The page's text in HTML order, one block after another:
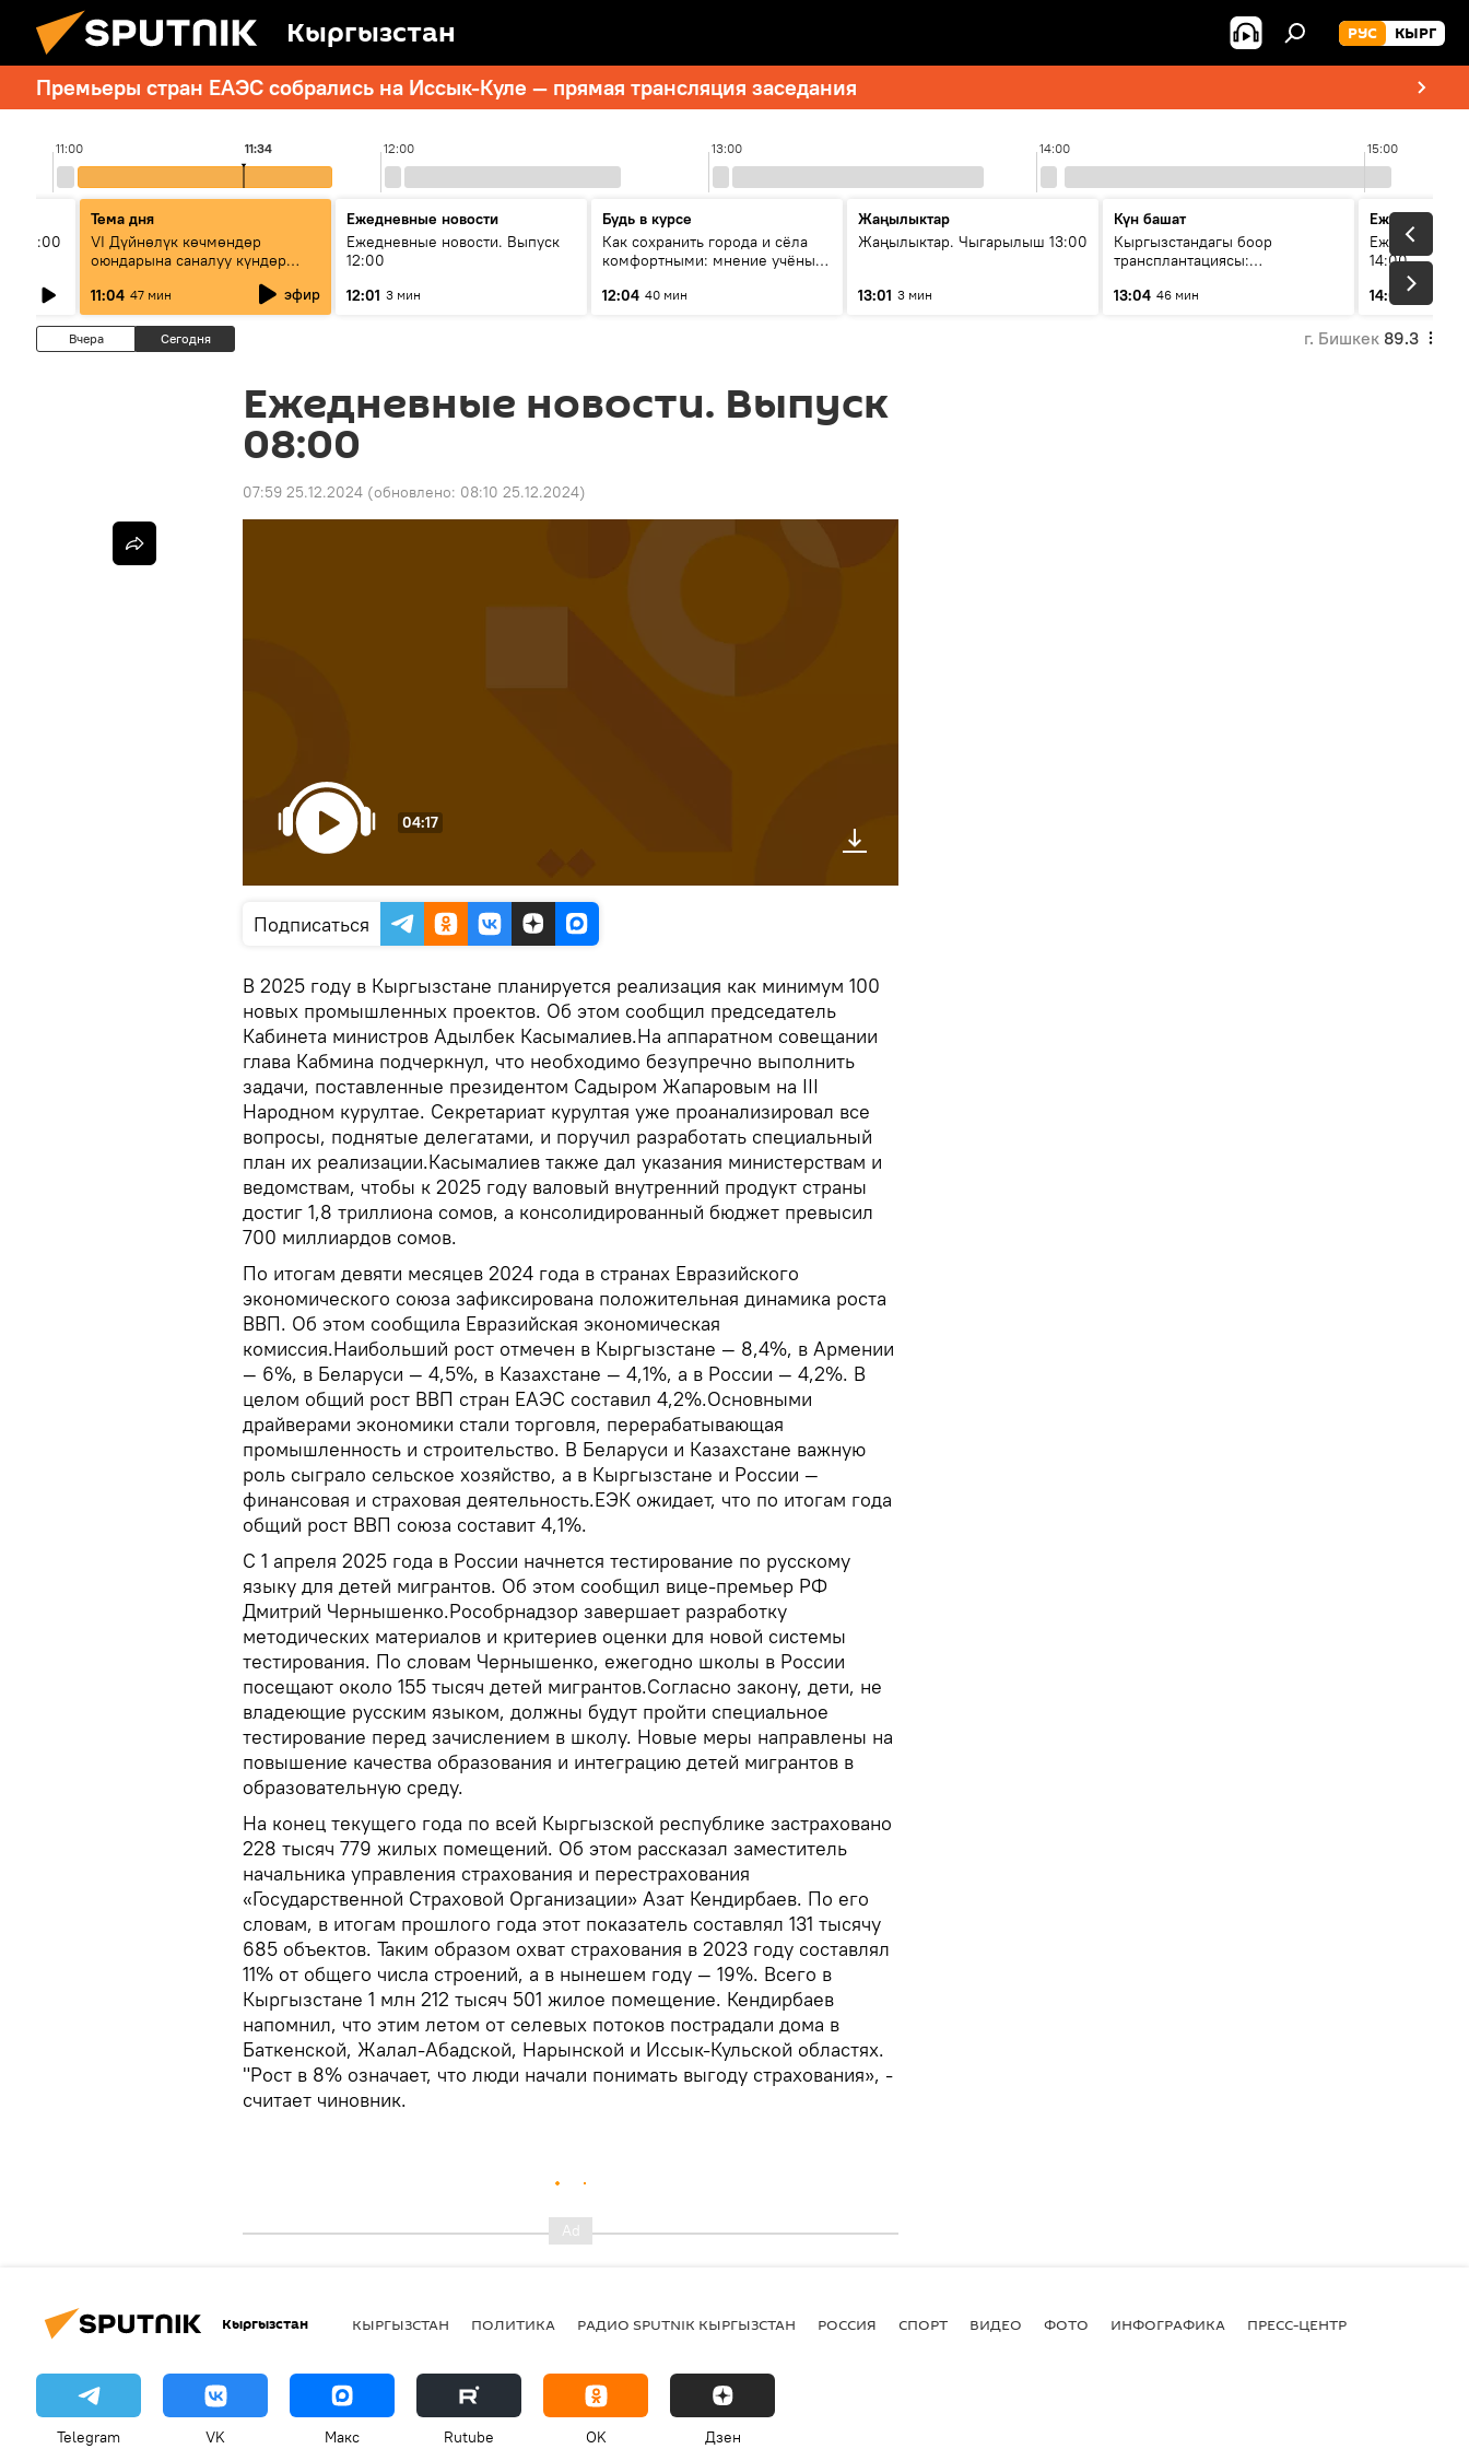
Кыргызстан РУС КЫРГ
Премьеры стран ЕАЭС собрались на Иссык-Куле — прямая трансляция заседания
11:00 12:00 13:00 14:00 15:00
11:34
11:00
Тема дня
VI Дүйнөлүк көчмөндөр
оюндарына саналуу күндөр
калды: даярдык иштери кайсы
этапка жетти?
11:04 47 мин эфир
Ежедневные новости
Ежедневные новости. Выпуск
12:00
12:01 3 мин
Будь в курсе
Как сохранить города и сёла
комфортными: мнение учёных
12:04 40 мин
Жаңылыктар
Жаңылыктар. Чыгарылыш 13:00
13:01 3 мин
Күн башат
Кыргызстандагы боор
трансплантациясы:
келечеги
13:04 46 мин
Ежедневные
Ежедневные
14:00
14:01
3 мин
Вчера Сегодня г. Бишкек 89.3
Ежедневные новости. Выпуск
08:00
07:59 25.12.2024 (обновлено: 08:10 25.12.2024)
04:17
Подписаться
В 2025 году в Кыргызстане планируется реализация как минимум 100
новых промышленных проектов. Об этом сообщил председатель
Кабинета министров Адылбек Касымалиев.На аппаратном совещании
глава Кабмина подчеркнул, что необходимо безупречно выполнить
задачи, поставленные президентом Садыром Жапаровым на III
Народном курултае. Секретариат курултая уже проанализировал все
вопросы, поднятые делегатами, и поручил разработать специальный
план их реализации.Касымалиев также дал указания министерствам и
ведомствам, чтобы к 2025 году валовый внутренний продукт страны
достиг 1,8 триллиона сомов, а консолидированный бюджет превысил
700 миллиардов сомов.
По итогам девяти месяцев 2024 года в странах Евразийского
экономического союза зафиксирована положительная динамика роста
ВВП. Об этом сообщила Евразийская экономическая
комиссия.Наибольший рост отмечен в Кыргызстане — 8,4%, в Армении
— 6%, в Беларуси — 4,5%, в Казахстане — 4,1%, а в России — 4,2%. В
целом общий рост ВВП стран ЕАЭС составил 4,2%.Основными
драйверами экономики стали торговля, перерабатывающая
промышленность и строительство. В Беларуси и Казахстане важную
роль сыграло сельское хозяйство, а в Кыргызстане и России —
финансовая и страховая деятельность.ЕЭК ожидает, что по итогам года
общий рост ВВП союза составит 4,1%.
С 1 апреля 2025 года в России начнется тестирование по русскому
языку для детей мигрантов. Об этом сообщил вице-премьер РФ
Дмитрий Чернышенко.Рособрнадзор завершает разработку
методических материалов и критериев оценки для новой системы
тестирования. По словам Чернышенко, ежегодно школы в России
посещают около 155 тысяч детей мигрантов.Согласно закону, дети, не
владеющие русским языком, должны будут пройти специальное
тестирование перед зачислением в школу. Новые меры направлены на
повышение качества образования и интеграцию детей мигрантов в
образовательную среду.
На конец текущего года по всей Кыргызской республике застраховано
228 тысяч 779 жилых помещений. Об этом рассказал заместитель
начальника управления страхования и перестрахования
«Государственной Страховой Организации» Азат Кендирбаев. По его
словам, в итогам прошлого года этот показатель составлял 131 тысячу
685 объектов. Таким образом охват страхования в 2023 году составлял
11% от общего числа строений, а в нынешем году — 19%. Всего в
Кыргызстане 1 млн 212 тысяч 501 жилое помещение. Кендирбаев
напомнил, что этим летом от селевых потоков пострадали дома в
Баткенской, Жалал-Абадской, Нарынской и Иссык-Кульской областях.
"Рост в 8% означает, что люди начали понимать выгоду страхования», -
считает чиновник.
Кыргызстан КЫРГЫЗСТАН ПОЛИТИКА РАДИО SPUTNIK КЫРГЫЗСТАН РОССИЯ СПОРТ ВИДЕО ФОТО ИНФОГРАФИКА ПРЕСС-ЦЕНТР
Telegram VK Макс Rutube OK Дзен